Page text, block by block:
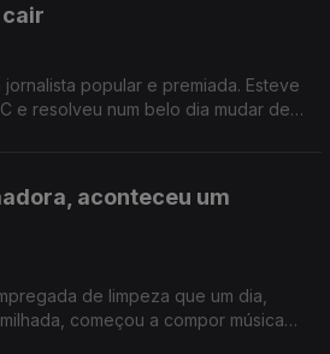
cair
jornalista popular e premiada. Esteve
e resolveu num belo dia mudar de
aconteceu um
de limpeza que um dia,
começou a compor música